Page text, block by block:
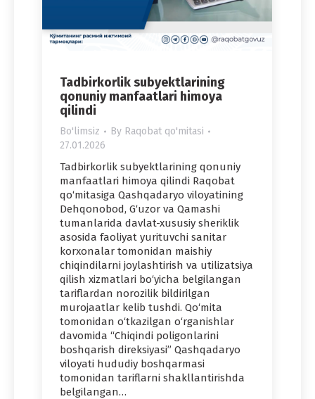
Tadbirkorlik subyektlarining
qonuniy manfaatlari himoya
qilindi
Bo'limsiz By Raqobat qo'mitasi
27.01.2026
Tadbirkorlik subyektlarining qonuniy
manfaatlari himoya qilindi Raqobat
qo‘mitasiga Qashqadaryo viloyatining
Dehqonobod, G‘uzor va Qamashi
tumanlarida davlat-xususiy sheriklik
asosida faoliyat yurituvchi sanitar
korxonalar tomonidan maishiy
chiqindilarni joylashtirish va utilizatsiya
qilish xizmatlari bo‘yicha belgilangan
tariflardan norozilik bildirilgan
murojaatlar kelib tushdi. Qo‘mita
tomonidan o‘tkazilgan o‘rganishlar
davomida “Chiqindi poligonlarini
boshqarish direksiyasi” Qashqadaryo
viloyati hududiy boshqarmasi
tomonidan tariflarni shakllantirishda
belgilangan…